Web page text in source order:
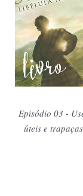
Episódio 03 -
úteis e